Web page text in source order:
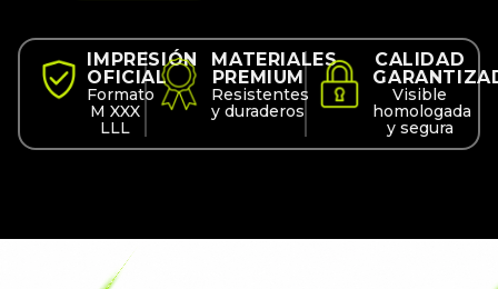
IMPRESIÓN
OFICIAL
Formato
M XXX
LLL
MATERIALES
PREMIUM
Resistentes
y duraderos
CALIDAD
Visible
homologada
y segura